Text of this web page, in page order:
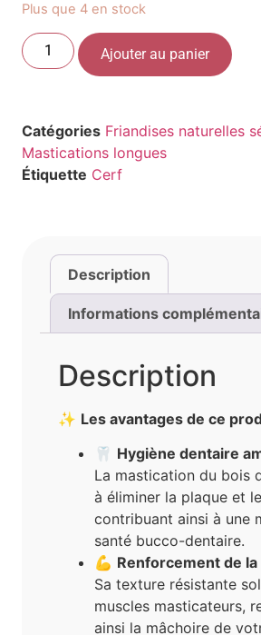
Plus que 4 en stock
Ajouter au panier
Catégories Friandises naturelles
Mastications longues
Étiquette Cerf
Description
Informations
Description
✨ Les avantages de ce
🦷 Hygiène dentaire
La mastication du bois
à éliminer la plaque et
contribuant ainsi à une
santé bucco-dentaire.
💪 Renforcement de
Sa texture résistante
muscles masticateurs,
ainsi la mâchoire de